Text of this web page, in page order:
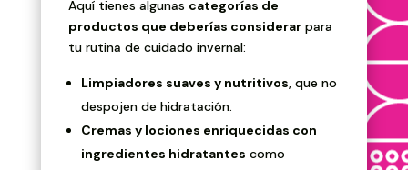
Aquí tienes algunas categorías de
productos que deberías considerarpara
tu rutina de cuidado invernal:
Limpiadores suaves y nutritivos, que no
despojen de hidratación.
Cremas y lociones enriquecidas con
ingredientes hidratantes como